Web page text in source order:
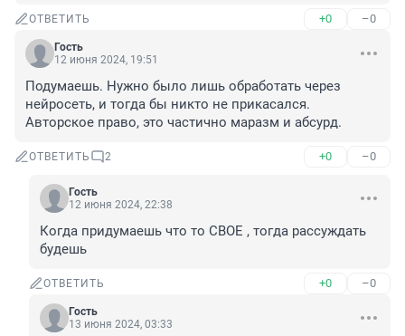
ОТВЕТИТЬ +0 –0
Гость
12 июня 2024, 19:51
Подумаешь. Нужно было лишь обработать через
нейросеть, и тогда бы никто не прикасался.
Авторское право, это частично маразм и абсурд.
ОТВЕТИТЬ 2 +0 –0
Гость
12 июня 2024, 22:38
Когда придумаешь что то СВОЕ , тогда рассуждать
будешь
ОТВЕТИТЬ +0 –0
Гость
13 июня 2024, 03:33